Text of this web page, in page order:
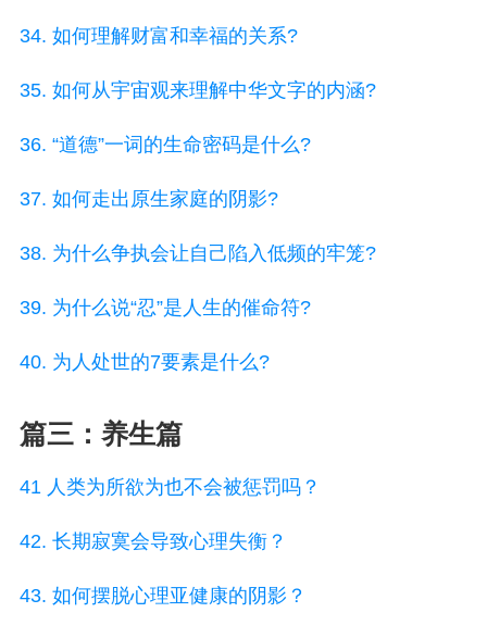
34. 如何理解财富和幸福的关系?
35. 如何从宇宙观来理解中华文字的内涵?
36. “道德”一词的生命密码是什么?
37. 如何走出原生家庭的阴影?
38. 为什么争执会让自己陷入低频的牢笼?
39. 为什么说“忍”是人生的催命符?
40. 为人处世的7要素是什么?
篇三：养生篇
41 人类为所欲为也不会被惩罚吗？
42. 长期寂寞会导致心理失衡？
43. 如何摆脱心理亚健康的阴影？